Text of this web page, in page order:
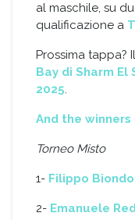
al maschile, su
qualificazione a
Prossima tappa?
Bay di Sharm El
2025.
And the winners
Torneo Misto
1- Filippo
2- Emanuele